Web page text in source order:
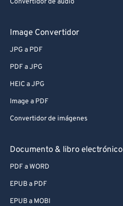
Convertidor de audio
Image Convertidor
JPG a PDF
PDF a JPG
HEIC a JPG
Image a PDF
Convertidor de imágenes
Documento & libro electrónico
PDF a WORD
EPUB a PDF
EPUB a MOBI